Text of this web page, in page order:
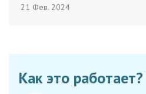
21 Фев. 2024
Как это работает?